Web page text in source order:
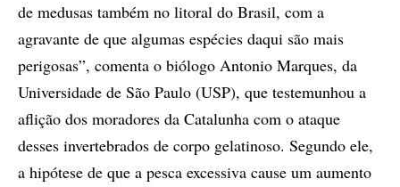
de medusas também no litoral do Brasil, com a
agravante de que algumas espécies daqui são mais
perigosas”, comenta o biólogo Antonio Marques, da
Universidade de São Paulo (USP), que testemunhou a
aflição dos moradores da Catalunha com o ataque
desses invertebrados de corpo gelatinoso. Segundo ele,
a hipótese de que a pesca excessiva cause um aumento